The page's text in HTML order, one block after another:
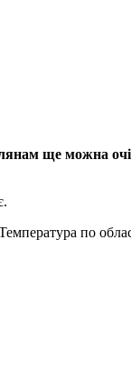
ще можна
по